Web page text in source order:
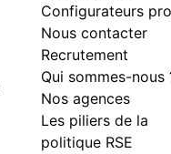
Configurateurs
Nous contacter
Recrutement
Qui sommes-nous
Nos agences
Les piliers de la
politique RSE